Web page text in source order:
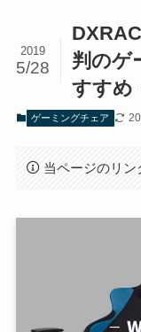
判のゲ
すすめ
2019
5/28
ゲーミングチェア
当ページのリン